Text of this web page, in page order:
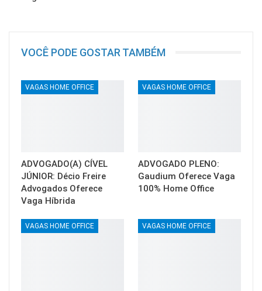
VOCÊ PODE GOSTAR TAMBÉM
VAGAS HOME OFFICE
ADVOGADO(A) CÍVEL
JÚNIOR: Décio Freire
Advogados Oferece
Vaga Híbrida
VAGAS HOME OFFICE
ADVOGADO PLENO:
Gaudium Oferece Vaga
100% Home Office
VAGAS HOME OFFICE VAGAS HOME OFFICE